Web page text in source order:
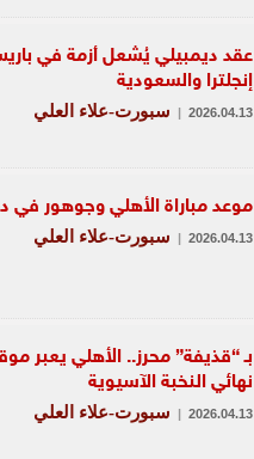
عقد ديمبيلي يُشعل أزمة في
إنجلترا والسعودية
2026.04.13
| سبورت-علاء العلي
موعد مباراة الأهلي وجوهور في
2026.04.13
| سبورت-علاء العلي
بـ “قذيفة” محرز.. الأهلي يعبر
نهائي النخبة الآسيوية
2026.04.13
| سبورت-علاء العلي